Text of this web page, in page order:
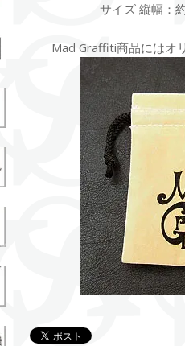
サイズ 縦幅：
Mad Graffiti商品にはオ